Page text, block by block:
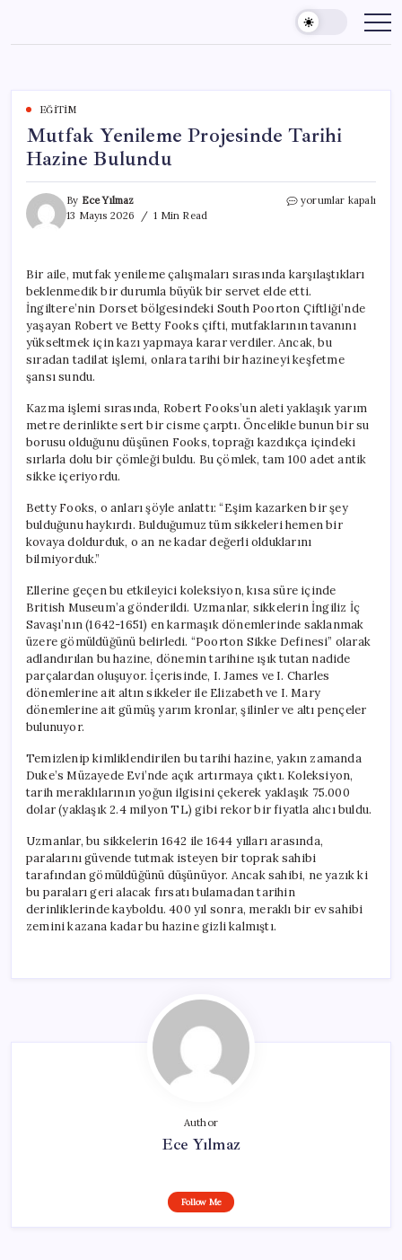
content
EĞITIM
Mutfak Yenileme Projesinde Tarihi
Hazine Bulundu
By Ece Yılmaz
13 Mayıs 2026
1 Min Read
Mutfak
Bulundu
için
yorumlar kapalı
Bir aile, mutfak yenileme çalışmaları sırasında karşılaştıkları
beklenmedik bir durumla büyük bir servet elde etti.
İngiltere’nin Dorset bölgesindeki South Poorton Çiftliği’nde
yaşayan Robert ve Betty Fooks çifti, mutfaklarının tavanını
yükseltmek için kazı yapmaya karar verdiler. Ancak, bu
sıradan tadilat işlemi, onlara tarihi bir hazineyi keşfetme
şansı sundu.
Kazma işlemi sırasında, Robert Fooks’un aleti yaklaşık yarım
metre derinlikte sert bir cisme çarptı. Öncelikle bunun bir su
borusu olduğunu düşünen Fooks, toprağı kazdıkça içindeki
sırlarla dolu bir çömleği buldu. Bu çömlek, tam 100 adet antik
sikke içeriyordu.
Betty Fooks, o anları şöyle anlattı: “Eşim kazarken bir şey
bulduğunu haykırdı. Bulduğumuz tüm sikkeleri hemen bir
kovaya doldurduk, o an ne kadar değerli olduklarını
bilmiyorduk.”
Ellerine geçen bu etkileyici koleksiyon, kısa süre içinde
British Museum’a gönderildi. Uzmanlar, sikkelerin İngiliz İç
Savaşı’nın (1642-1651) en karmaşık dönemlerinde saklanmak
üzere gömüldüğünü belirledi. “Poorton Sikke Definesi” olarak
adlandırılan bu hazine, dönemin tarihine ışık tutan nadide
parçalardan oluşuyor. İçerisinde, I. James ve I. Charles
dönemlerine ait altın sikkeler ile Elizabeth ve I. Mary
dönemlerine ait gümüş yarım kronlar, şilinler ve altı pençeler
bulunuyor.
Temizlenip kimliklendirilen bu tarihi hazine, yakın zamanda
Duke’s Müzayede Evi’nde açık artırmaya çıktı. Koleksiyon,
tarih meraklılarının yoğun ilgisini çekerek yaklaşık 75.000
dolar (yaklaşık 2.4 milyon TL) gibi rekor bir fiyatla alıcı buldu.
Uzmanlar, bu sikkelerin 1642 ile 1644 yılları arasında,
paralarını güvende tutmak isteyen bir toprak sahibi
tarafından gömüldüğünü düşünüyor. Ancak sahibi, ne yazık ki
bu paraları geri alacak fırsatı bulamadan tarihin
derinliklerinde kayboldu. 400 yıl sonra, meraklı bir ev sahibi
zemini kazana kadar bu hazine gizli kalmıştı.
Author
Ece Yılmaz
Follow Me